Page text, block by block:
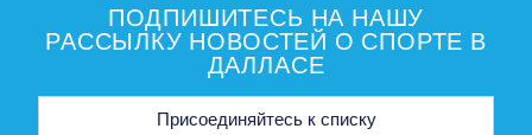
ПОДПИШИТЕСЬ НА НАШУ
РАССЫЛКУ НОВОСТЕЙ О СПОРТЕ В
ДАЛЛАСЕ
Адрес